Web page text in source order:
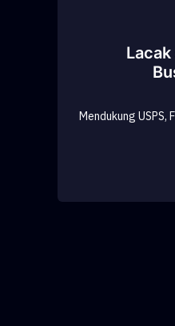
Mendukung USPS,